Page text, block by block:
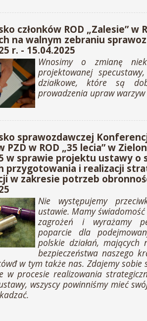
członków ROD „Zalesie” w
na walnym zebraniu
r. - 15.04.2025
Wnosimy o zmianę
projektowanej
działkowe, które są
prowadzenia upraw
sprawozdawczej
PZD w ROD „35 lecia” w
w sprawie projektu ustawy o
przygotowania i realizacji
w zakresie potrzeb
Nie występujemy
ustawie. Mamy świadomość
zagrożeń i wyrażamy
poparcie dla
polskie działań, mających
bezpieczeństwa naszego
w tym także nas. Zdajemy sobie
w procesie realizowania
wszyscy powinniśmy mieć